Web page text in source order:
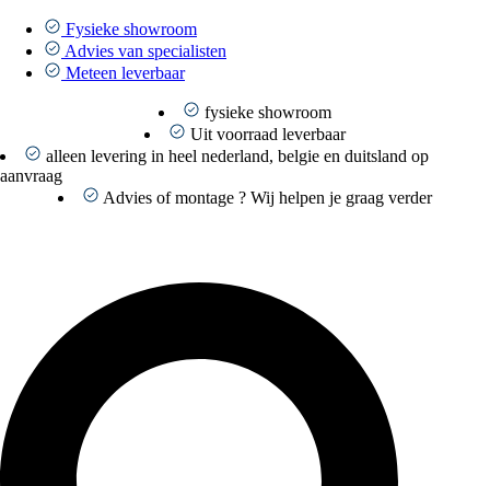
naar
inhoud
Fysieke showroom
Advies van specialisten
Meteen leverbaar
fysieke showroom
Uit voorraad leverbaar
alleen levering in heel nederland, belgie en duitsland op
aanvraag
Advies of montage ? Wij helpen je graag verder